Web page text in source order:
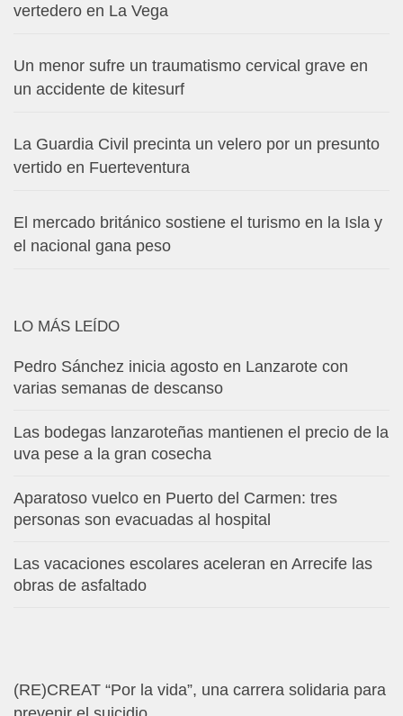
vertedero en La Vega
Un menor sufre un traumatismo cervical grave en
un accidente de kitesurf
La Guardia Civil precinta un velero por un presunto
vertido en Fuerteventura
El mercado británico sostiene el turismo en la Isla y
el nacional gana peso
LO MÁS LEÍDO
Pedro Sánchez inicia agosto en Lanzarote con
varias semanas de descanso
Las bodegas lanzaroteñas mantienen el precio de la
uva pese a la gran cosecha
Aparatoso vuelco en Puerto del Carmen: tres
personas son evacuadas al hospital
Las vacaciones escolares aceleran en Arrecife las
obras de asfaltado
(RE)CREAT “Por la vida”, una carrera solidaria para